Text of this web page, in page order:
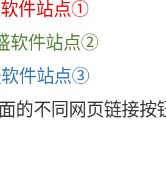
件站点①
软件站点②
软件站点③
的不同网页链接